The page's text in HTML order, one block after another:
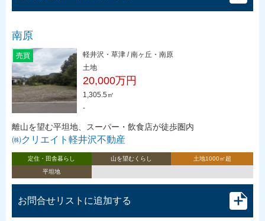
南原
売買
軽井沢・草津 / 南ヶ丘・南原
土地
20,000万円
1,305.5㎡
-
離山を望む平坦地、スーパー・飲食店が徒歩圏内
㈱クリエイト軽井沢不動産
定住・田舎暮らし 山を望むくらし
土地1000㎡超
平坦地
お問合せリストに追加する